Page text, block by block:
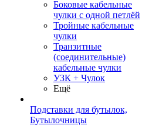
Боковые кабельные
чулки с одной петлёй
Тройные кабельные
чулки
Транзитные
(соединительные)
кабельные чулки
УЗК + Чулок
Ещё
Подставки для бутылок,
Бутылочницы